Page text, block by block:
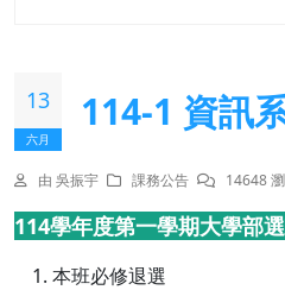
13
六月
114-1 資訊
由 吳振宇 課務公告 14648
114學年度第一學期大學部
本班必修退選